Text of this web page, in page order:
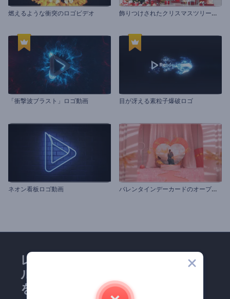
燃えるような衝突のロゴビデオ 飾
りつけされたクリスマスツリーのオープニング動画
「衝撃波ブラスト」ロゴ動画 目が冴える素粒子爆破ロゴ
ネオン看板ロゴ動画 バ
レンタインデーカードのオープニング動画
レンダーフォレストのメー
ルマガジンにどうかご登録
を！